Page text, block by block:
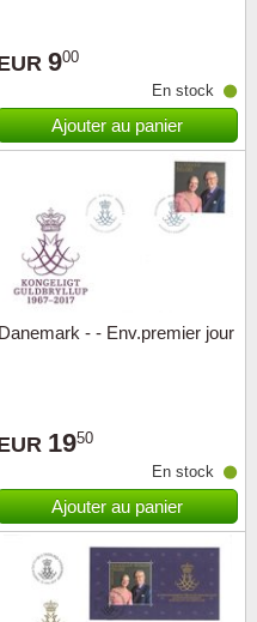
900
En stock
Ajouter au panier
Danemark - - Env.premier jour
1950
En stock
Ajouter au panier